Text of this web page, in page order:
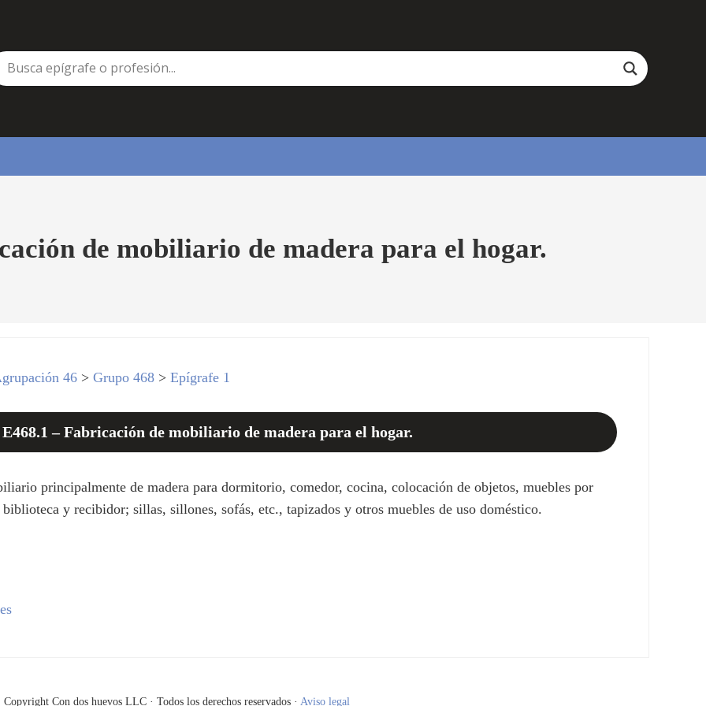
de mobiliario de madera para el hogar.
46 >Grupo 468 >Epígrafe 1
– Fabricación de mobiliario de madera para el hogar.
principalmente de madera para dormitorio, comedor, cocina, colocación de objetos, muebles por
y recibidor; sillas, sillones, sofás, etc., tapizados y otros muebles de uso doméstico.
Copyright Con dos huevos LLC · Todos los derechos reservados · Aviso legal